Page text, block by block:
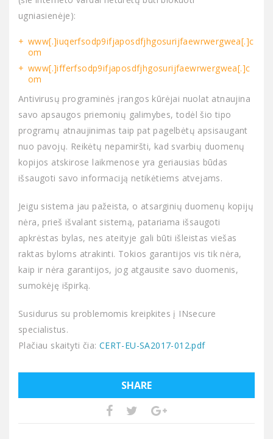
ugniasienėje):
www[.]iuqerfsodp9ifjaposdfjhgosurijfaewrwergwea[.]c
om
www[.]ifferfsodp9ifjaposdfjhgosurijfaewrwergwea[.]c
om
Antivirusų programinės įrangos kūrėjai nuolat atnaujina
savo apsaugos priemonių galimybes, todėl šio tipo
programų atnaujinimas taip pat pagelbėtų apsisaugant
nuo pavojų. Reikėtų nepamiršti, kad svarbių duomenų
kopijos atskirose laikmenose yra geriausias būdas
išsaugoti savo informaciją netikėtiems atvejams.
Jeigu sistema jau pažeista, o atsarginių duomenų kopijų
nėra, prieš išvalant sistemą, patariama išsaugoti
apkrėstas bylas, nes ateityje gali būti išleistas viešas
raktas byloms atrakinti. Tokios garantijos vis tik nėra,
kaip ir nėra garantijos, jog atgausite savo duomenis,
sumokėję išpirką.
Susidurus su problemomis kreipkites į INsecure
specialistus.
Plačiau skaityti čia: CERT-EU-SA2017-012.pdf
SHARE